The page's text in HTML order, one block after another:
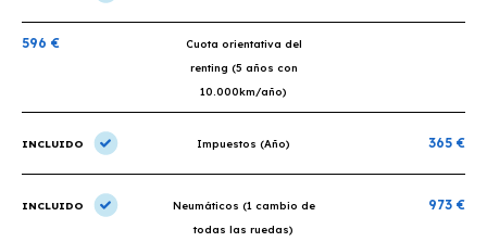
596 €
Cuota orientativa del
renting (5 años con
10.000km/año)
INCLUIDO Impuestos (Año) 365 €
INCLUIDO
Neumáticos (1 cambio de
todas las ruedas)
973 €